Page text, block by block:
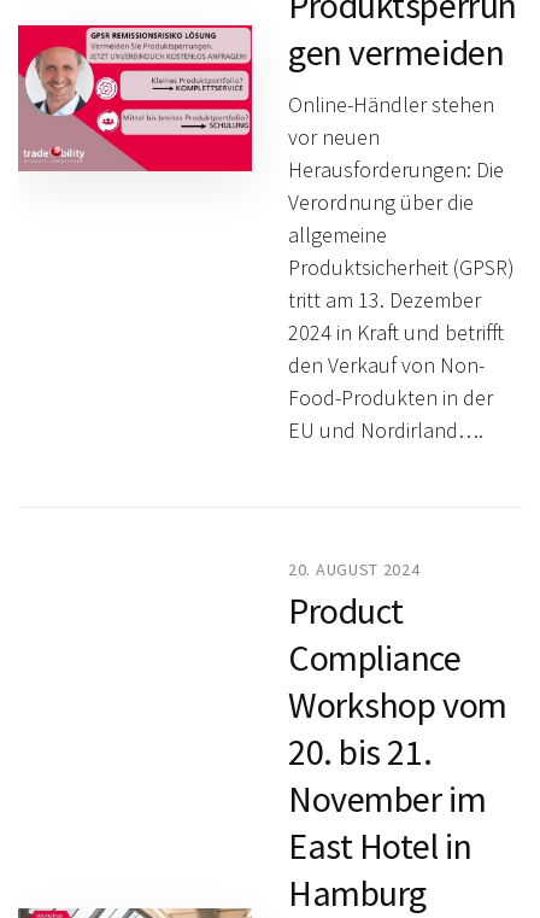
gen vermeiden
Online-Händler stehen
vor neuen
Herausforderungen: Die
Verordnung über die
allgemeine
Produktsicherheit (GPSR)
tritt am 13. Dezember
2024 in Kraft und betrifft
den Verkauf von Non-
Food-Produkten in der
EU und Nordirland….
20. AUGUST 2024
Product
Compliance
Workshop vom
20. bis 21.
November im
East Hotel in
Hamburg